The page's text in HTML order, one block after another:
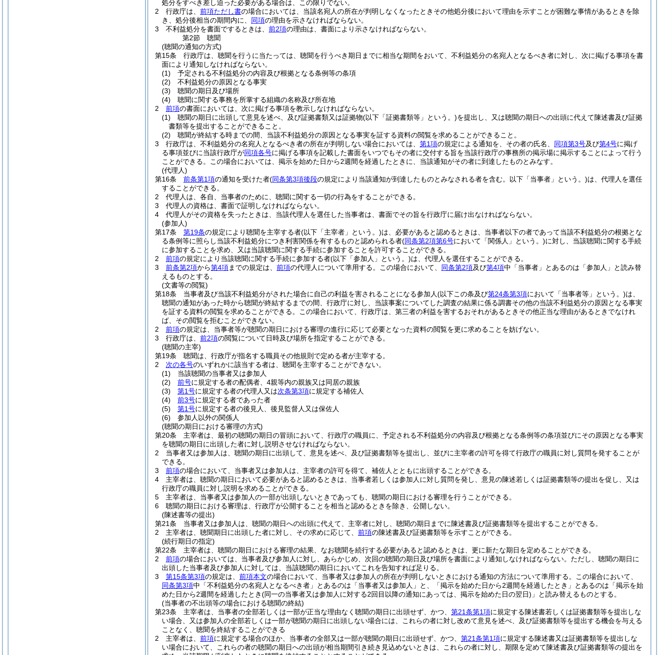
処分をすべき差し迫った必要がある場合は、この限りでない。
2
行政庁は、 前項ただし書の場合においては、当該名宛人の所在が判明しなくなったときその他処分後において理由を示すことが困難な事情があるときを除
き、処分後相当の期間内に、 同項の理由を示さなければならない。
3
不利益処分を書面でするときは、 前2項の理由は、書面により示さなければならない。
第2節
聴聞
(聴聞の通知の方式)
第15条
行政庁は、聴聞を行うに当たっては、聴聞を行うべき期日までに相当な期間をおいて、不利益処分の名宛人となるべき者に対し、次に掲げる事項を書
面により通知しなければならない。
(1)
予定される不利益処分の内容及び根拠となる条例等の条項
(2)
不利益処分の原因となる事実
(3)
聴聞の期日及び場所
(4)
聴聞に関する事務を所掌する組織の名称及び所在地
2
前項の書面においては、次に掲げる事項を教示しなければならない。
(1)
聴聞の期日に出頭して意見を述べ、及び証拠書類又は証拠物(以下「証拠書類等」という。)を提出し、又は聴聞の期日への出頭に代えて陳述書及び証拠
書類等を提出することができること。
(2)
聴聞が終結する時までの間、当該不利益処分の原因となる事実を証する資料の閲覧を求めることができること。
3
行政庁は、不利益処分の名宛人となるべき者の所在が判明しない場合においては、 第1項の規定による通知を、その者の氏名、 同項第3号及び第4号に掲げ
る事項並びに当該行政庁が同項各号に掲げる事項を記載した書面をいつでもその者に交付する旨を当該行政庁の事務所の掲示場に掲示することによって行う
ことができる。
この場合においては、掲示を始めた日から2週間を経過したときに、当該通知がその者に到達したものとみなす。
(代理人)
第16条
前条第1項の通知を受けた者(同条第3項後段の規定により当該通知が到達したものとみなされる者を含む。以下「当事者」という。)は、代理人を選任
することができる。
2
代理人は、各自、当事者のために、聴聞に関する一切の行為をすることができる。
3
代理人の資格は、書面で証明しなければならない。
4
代理人がその資格を失ったときは、当該代理人を選任した当事者は、書面でその旨を行政庁に届け出なければならない。
(参加人)
第17条
第19条の規定により聴聞を主宰する者(以下「主宰者」という。)は、必要があると認めるときは、当事者以下の者であって当該不利益処分の根拠とな
る条例等に照らし当該不利益処分につき利害関係を有するものと認められる者(同条第2項第6号において「関係人」という。)に対し、当該聴聞に関する手続
に参加することを求め、又は当該聴聞に関する手続に参加することを許可することができる。
2
前項の規定により当該聴聞に関する手続に参加する者(以下「参加人」という。)は、代理人を選任することができる。
3
前条第2項から第4項までの規定は、 前項の代理人について準用する。 この場合において、 同条第2項及び第4項中「当事者」とあるのは「参加人」と読み替
えるものとする。
(文書等の閲覧)
第18条
当事者及び当該不利益処分がされた場合に自己の利益を害されることになる参加人(以下この条及び第24条第3項において「当事者等」という。)は、
聴聞の通知があった時から聴聞が終結するまでの間、行政庁に対し、当該事案についてした調査の結果に係る調書その他の当該不利益処分の原因となる事実
を証する資料の閲覧を求めることができる。
この場合において、行政庁は、第三者の利益を害するおそれがあるときその他正当な理由があるときでなけれ
ば、その閲覧を拒むことができない。
2
前項の規定は、当事者等が聴聞の期日における審理の進行に応じて必要となった資料の閲覧を更に求めることを妨げない。
3
行政庁は、 前2項の閲覧について日時及び場所を指定することができる。
(聴聞の主宰)
第19条
聴聞は、行政庁が指名する職員その他規則で定める者が主宰する。
2
次の各号のいずれかに該当する者は、聴聞を主宰することができない。
(1)
当該聴聞の当事者又は参加人
(2)
前号に規定する者の配偶者、4親等内の親族又は同居の親族
(3)
第1号に規定する者の代理人又は次条第3項に規定する補佐人
(4)
前3号に規定する者であった者
(5)
第1号に規定する者の後見人、後見監督人又は保佐人
(6)
参加人以外の関係人
(聴聞の期日における審理の方式)
第20条
主宰者は、最初の聴聞の期日の冒頭において、行政庁の職員に、予定される不利益処分の内容及び根拠となる条例等の条項並びにその原因となる事実
を聴聞の期日に出頭した者に対し説明させなければならない。
2
当事者又は参加人は、聴聞の期日に出頭して、意見を述べ、及び証拠書類等を提出し、並びに主宰者の許可を得て行政庁の職員に対し質問を発することが
できる。
3
前項の場合において、当事者又は参加人は、主宰者の許可を得て、補佐人とともに出頭することができる。
4
主宰者は、聴聞の期日において必要があると認めるときは、当事者若しくは参加人に対し質問を発し、意見の陳述若しくは証拠書類等の提出を促し、又は
行政庁の職員に対し説明を求めることができる。
5
主宰者は、当事者又は参加人の一部が出頭しないときであっても、聴聞の期日における審理を行うことができる。
6
聴聞の期日における審理は、行政庁が公開することを相当と認めるときを除き、公開しない。
(陳述書等の提出)
第21条
当事者又は参加人は、聴聞の期日への出頭に代えて、主宰者に対し、聴聞の期日までに陳述書及び証拠書類等を提出することができる。
2
主宰者は、聴聞期日に出頭した者に対し、その求めに応じて、 前項の陳述書及び証拠書類等を示すことができる。
(続行期日の指定)
第22条
主宰者は、聴聞の期日における審理の結果、なお聴聞を続行する必要があると認めるときは、更に新たな期日を定めることができる。
2
前項の場合においては、当事者及び参加人に対し、あらかじめ、次回の聴聞の期日及び場所を書面により通知しなければならない。 ただし、聴聞の期日に
出頭した当事者及び参加人に対しては、当該聴聞の期日においてこれを告知すれば足りる。
3
第15条第3項の規定は、 前項本文の場合において、当事者又は参加人の所在が判明しないときにおける通知の方法について準用する。
この場合において、
同条第3項中「不利益処分の名宛人となるべき者」とあるのは「当事者又は参加人」と、「掲示を始めた日から2週間を経過したとき」とあるのは「掲示を始
めた日から2週間を経過したとき(同一の当事者又は参加人に対する2回目以降の通知にあっては、掲示を始めた日の翌日) 」と読み替えるものとする。
(当事者の不出頭等の場合における聴聞の終結)
第23条
主宰者は、当事者の全部若しくは一部が正当な理由なく聴聞の期日に出頭せず、かつ、 第21条第1項に規定する陳述書若しくは証拠書類等を提出しな
い場合、又は参加人の全部若しくは一部が聴聞の期日に出頭しない場合には、これらの者に対し改めて意見を述べ、及び証拠書類等を提出する機会を与える
ことなく、聴聞を終結することができる
2
主宰者は、 前項に規定する場合のほか、当事者の全部又は一部が聴聞の期日に出頭せず、かつ、 第21条第1項に規定する陳述書又は証拠書類等を提出しな
い場合において、これらの者の聴聞の期日への出頭が相当期間引き続き見込めないときは、これらの者に対し、期限を定めて陳述書及び証拠書類等の提出を